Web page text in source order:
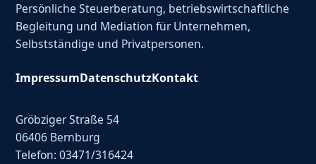
Persönliche Steuerberatung, betriebswirtschaftliche
Begleitung und Mediation für Unternehmen,
Selbstständige und Privatpersonen.
ImpressumDatenschutzKontakt
Gröbziger Straße 54
06406 Bernburg
Telefon: 03471/316424